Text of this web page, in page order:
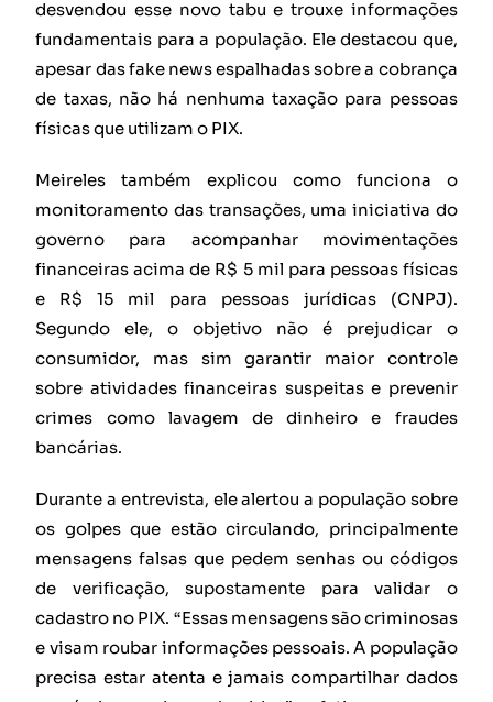
desvendou esse novo tabu e trouxe informações
fundamentais para a população. Ele destacou que,
apesar das fake news espalhadas sobre a cobrança
de taxas, não há nenhuma taxação para pessoas
físicas que utilizam o PIX.
Meireles também explicou como funciona o
monitoramento das transações, uma iniciativa do
governo para acompanhar movimentações
financeiras acima de R$ 5 mil para pessoas físicas
e R$ 15 mil para pessoas jurídicas (CNPJ).
Segundo ele, o objetivo não é prejudicar o
consumidor, mas sim garantir maior controle
sobre atividades financeiras suspeitas e prevenir
crimes como lavagem de dinheiro e fraudes
bancárias.
Durante a entrevista, ele alertou a população sobre
os golpes que estão circulando, principalmente
mensagens falsas que pedem senhas ou códigos
de verificação, supostamente para validar o
cadastro no PIX. “Essas mensagens são criminosas
e visam roubar informações pessoais. A população
precisa estar atenta e jamais compartilhar dados